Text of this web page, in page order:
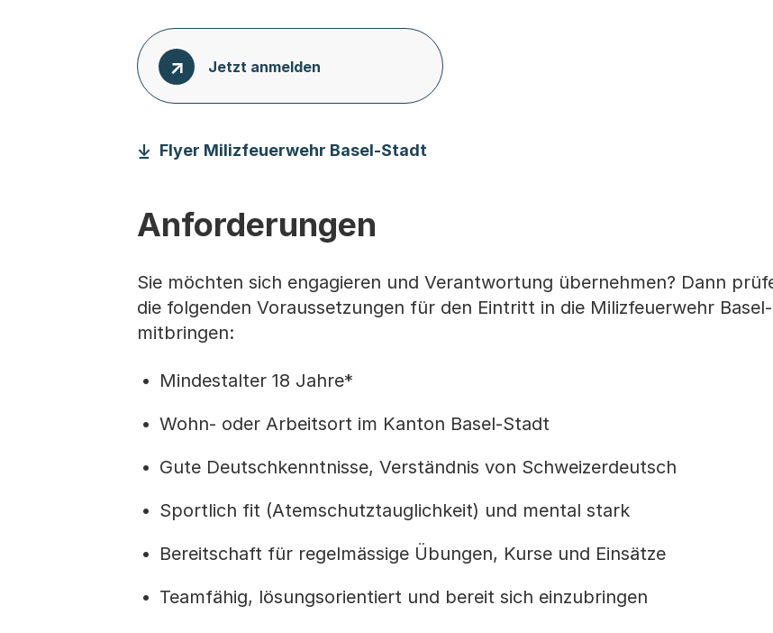
Jetzt anmelden
Flyer Milizfeuerwehr Basel-Stadt
Anforderungen
Sie möchten sich engagieren und Verantwortung übernehmen? Dann
die folgenden Voraussetzungen für den Eintritt in die Milizfeuerwehr
mitbringen:
Mindestalter 18 Jahre*
Wohn- oder Arbeitsort im Kanton Basel-Stadt
Gute Deutschkenntnisse, Verständnis von Schweizerdeutsch
Sportlich fit (Atemschutztauglichkeit) und mental stark
Bereitschaft für regelmässige Übungen, Kurse und Einsätze
Teamfähig, lösungsorientiert und bereit sich einzubringen